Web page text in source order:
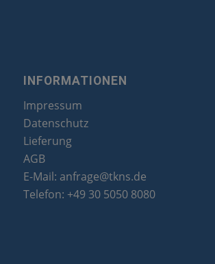
INFORMATIONEN
Impressum
Datenschutz
Lieferung
AGB
E-Mail: anfrage@tkns.de
Telefon: +49 30 5050 8080